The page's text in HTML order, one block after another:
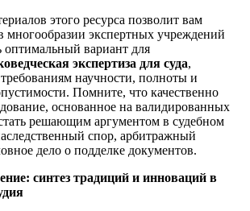
этого ресурса позволит вам
многообразии экспертных учреждений
вариант для
экспертиза для суда,
научности, полноты и
Помните, что качественно
основанное на валидированных
решающим аргументом в судебном
спор, арбитражный
дело о подделке документов.
синтез традиций и инноваций в